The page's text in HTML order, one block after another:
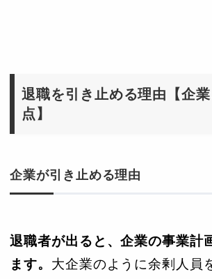
退職を引き止める理由【企
点】
企業が引き止める理由
退職者が出ると、企業の事業計
ます。 大企業のように余剰人員